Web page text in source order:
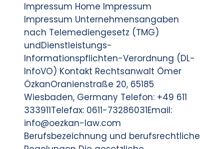
Impressum Home Impressum
Impressum Unternehmensangaben
nach Telemediengesetz (TMG)
undDienstleistungs-
Informationspflichten-Verordnung (DL-
InfoVO) Kontakt Rechtsanwalt Ömer
ÖzkanOranienstraße 20, 65185
Wiesbaden, Germany Telefon: +49 611
333911Telefax: 0611-73286031Email:
info@oezkan-law.com
Berufsbezeichnung und berufsrechtliche